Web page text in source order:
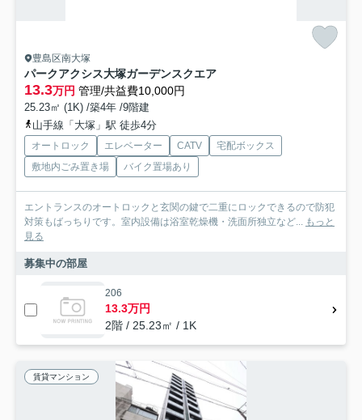
豊島区南大塚
パークアクシス大塚ガーデンスクエア
13.3万円 管理/共益費10,000円
25.23㎡ (1K) /築4年 /9階建
山手線「大塚」駅 徒歩4分
オートロック エレベーター CATV
宅配ボックス
敷地内ごみ置き場
バイク置場あり
エントランスのオートロックと玄関の鍵で二重にロックできるので防犯
対策もばっちりです。室内設備は浴室乾燥機・洗面所独立など... もっと
見る
募集中の部屋
206
13.3万円
2階 / 25.23㎡ / 1K
賃貸マンション